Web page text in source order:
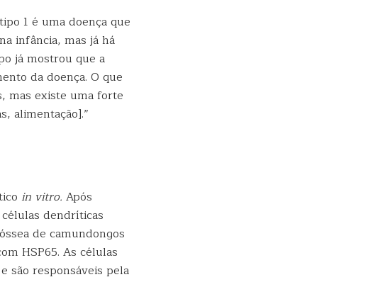
1 é uma doença que
infância, mas já há
já mostrou que a
da doença. O que
mas existe uma forte
alimentação].”
in vitro. Após
dendríticas
de camundongos
HSP65. As células
são responsáveis pela